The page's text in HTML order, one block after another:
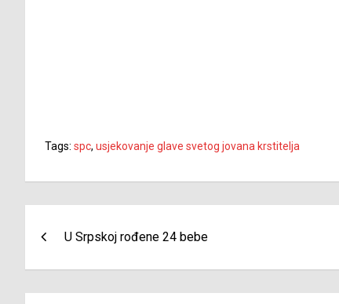
Tags: spc, usjekovanje glave svetog jovana krstitelja
članaka
U Srpskoj rođene 24 bebe